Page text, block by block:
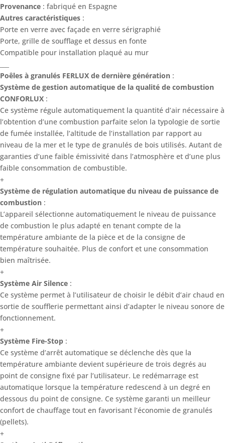
Provenance : fabriqué en Espagne
Autres caractéristiques :
Porte en verre avec façade en verre sérigraphié
Porte, grille de soufflage et dessus en fonte
Compatible pour installation plaqué au mur
Poêles à granulés FERLUX de dernière génération :
Système de gestion automatique de la qualité de combustion
CONFORLUX :
Ce système régule automatiquement la quantité d’air nécessaire à
l’obtention d’une combustion parfaite selon la typologie de sortie
de fumée installée, l’altitude de l’installation par rapport au
niveau de la mer et le type de granulés de bois utilisés. Autant de
garanties d’une faible émissivité dans l’atmosphère et d’une plus
faible consommation de combustible.
+
Système de régulation automatique du niveau de puissance de
combustion :
L’appareil sélectionne automatiquement le niveau de puissance
de combustion le plus adapté en tenant compte de la
température ambiante de la pièce et de la consigne de
température souhaitée. Plus de confort et une consommation
bien maîtrisée.
+
Système Air Silence :
Ce système permet à l’utilisateur de choisir le débit d’air chaud en
sortie de soufflerie permettant ainsi d’adapter le niveau sonore de
fonctionnement.
+
Système Fire-Stop :
Ce système d’arrêt automatique se déclenche dès que la
température ambiante devient supérieure de trois degrés au
point de consigne fixé par l’utilisateur. Le redémarrage est
automatique lorsque la température redescend à un degré en
dessous du point de consigne. Ce système garanti un meilleur
confort de chauffage tout en favorisant l’économie de granulés
(pellets).
+